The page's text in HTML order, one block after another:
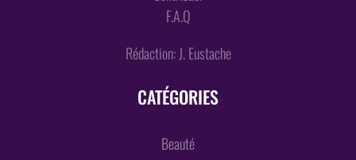
F.A.Q
Rédaction: J. Eustache
CATÉGORIES
Beauté